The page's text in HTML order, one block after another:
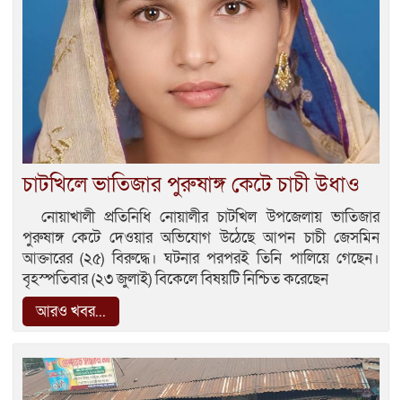
চাটখিলে ভাতিজার পুরুষাঙ্গ কেটে চাচী উধাও
নোয়াখালী প্রতিনিধি নোয়ালীর চাটখিল উপজেলায় ভাতিজার
পুরুষাঙ্গ কেটে দেওয়ার অভিযোগ উঠেছে আপন চাচী জেসমিন
আক্তারের (২৫) বিরুদ্ধে। ঘটনার পরপরই তিনি পালিয়ে গেছেন।
বৃহস্পতিবার (২৩ জুলাই) বিকেলে বিষয়টি নিশ্চিত করেছেন
আরও খবর...